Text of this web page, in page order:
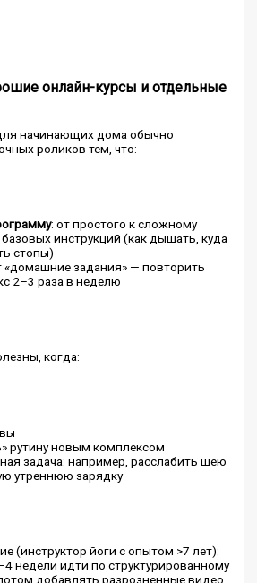
онлайн-курсы и отдельные
начинающих дома обычно
роликов тем, что:
: от простого к сложному
инструкций (как дышать, куда
стопы)
«домашние задания» — повторить
2–3 раза в неделю
когда:
рутину новым комплексом
задача: например, расслабить шею
утреннюю зарядку
(инструктор йоги с опытом >7 лет):
недели идти по структурированному
добавлять разрозненные видео.